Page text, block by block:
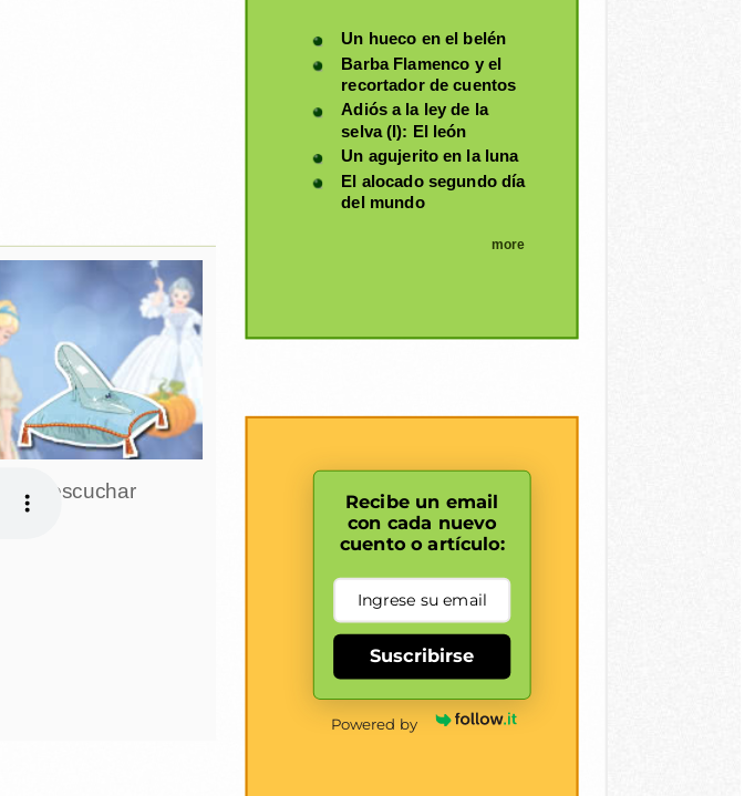
para escuchar
Un hueco en el belén
Barba Flamenco y el
recortador de cuentos
Adiós a la ley de la
selva (I): El león
Un agujerito en la luna
El alocado segundo día
del mundo
more
Recibe un email
con cada nuevo
cuento o artículo:
Suscribirse
Powered by